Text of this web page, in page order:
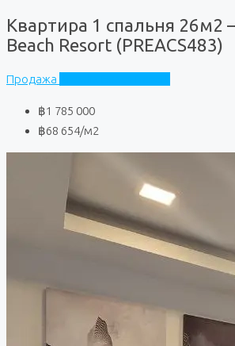
Квартира 1 спальня 26м2
Beach Resort (PREACS483)
Продажа
฿1 785 000
฿68 654/м2